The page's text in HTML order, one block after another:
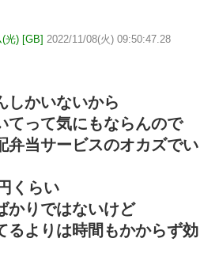
光) [GB] 2022/11/08(火) 09:50:47.28
しかいないから
てって気にもならんので
弁当サービスのオカズでい
くらい
かりではないけど
るよりは時間もかからず効